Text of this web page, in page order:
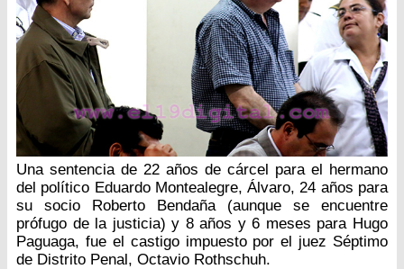
Una sentencia de 22 años de cárcel para el hermano
del político Eduardo Montealegre, Álvaro, 24 años para
su socio Roberto Bendaña (aunque se encuentre
prófugo de la justicia) y 8 años y 6 meses para Hugo
Paguaga, fue el castigo impuesto por el juez Séptimo
de Distrito Penal, Octavio Rothschuh.